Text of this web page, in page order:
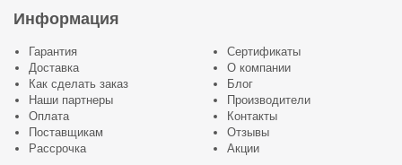
Информация
Гарантия
Доставка
Как сделать заказ
Наши партнеры
Оплата
Поставщикам
Рассрочка
Сертификаты
О компании
Блог
Производители
Контакты
Отзывы
Акции